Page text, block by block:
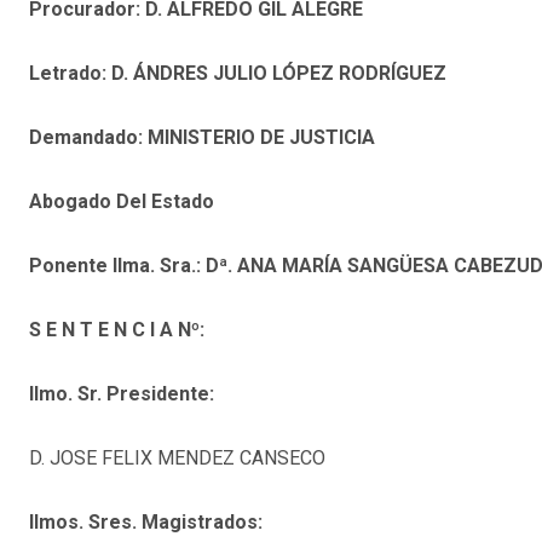
Procurador: D. ALFREDO GIL ALEGRE
Letrado: D. ÁNDRES JULIO LÓPEZ RODRÍGUEZ
Demandado: MINISTERIO DE JUSTICIA
Abogado Del Estado
Ponente IIma. Sra.: Dª. ANA MARÍA SANGÜESA
S E N T E N C I A Nº:
IImo. Sr. Presidente:
D. JOSE FELIX MENDEZ CANSECO
Ilmos. Sres. Magistrados: